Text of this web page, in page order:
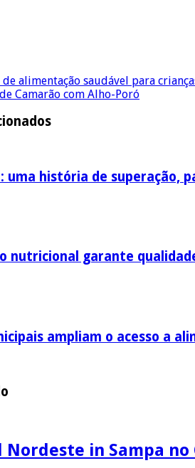
de alimentação saudável para
Camarão com Alho-Poró
uma história de superação,
nutricional garante
ampliam o acesso a
Nordeste in Sampa